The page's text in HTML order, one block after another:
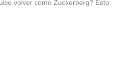
volver como Zuckerberg? Esto